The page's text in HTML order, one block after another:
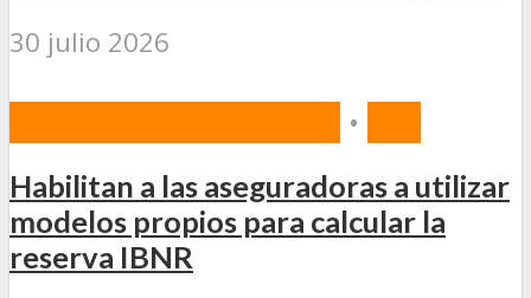
30 julio 2026
•
Habilitan a las aseguradoras a utilizar
modelos propios para calcular la
reserva IBNR